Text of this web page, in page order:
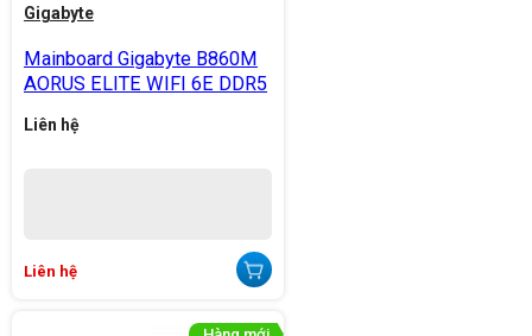
Gigabyte
Mainboard Gigabyte B860M
AORUS ELITE WIFI 6E DDR5
Liên hệ
Liên hệ